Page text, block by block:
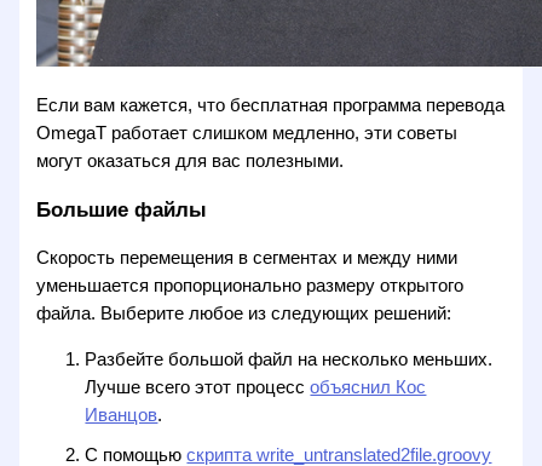
Если вам кажется, что бесплатная программа перевода
OmegaT работает слишком медленно, эти советы
могут оказаться для вас полезными.
Большие файлы
Скорость перемещения в сегментах и между ними
уменьшается пропорционально размеру открытого
файла. Выберите любое из следующих решений:
Разбейте большой файл на несколько меньших.
Лучше всего этот процессобъяснил Кос
Иванцов.
С помощьюскрипта write_untranslated2file.groovy